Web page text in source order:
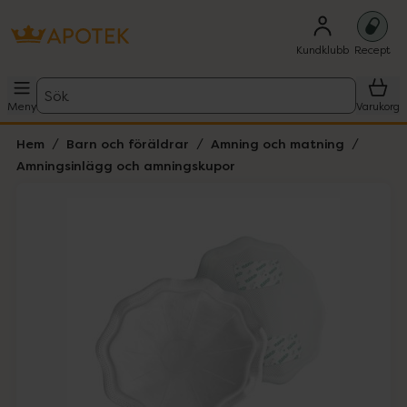
Kundklubb Recept
Meny
Sök
Varukorg
Hem Barn och föräldrar
Amning och matning
Amningsinlägg och amningskupor